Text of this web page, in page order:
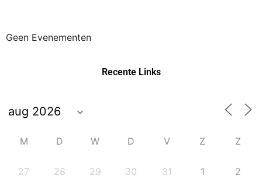
Geen Evenementen
Recente Links
M D W D V Z Z
27 28 29 30 31 1 2